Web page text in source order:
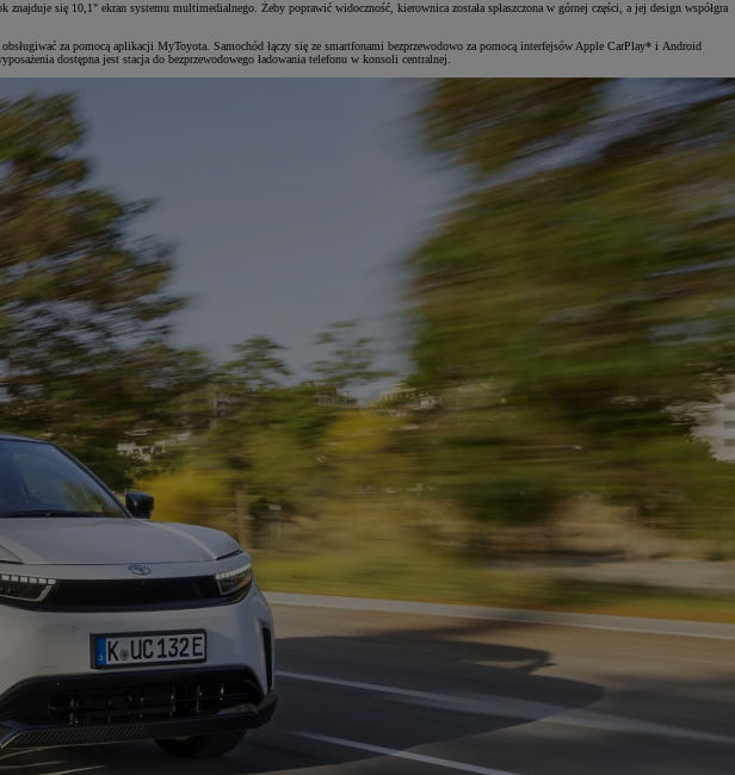
się 10,1" ekran systemu multimedialnego. Żeby poprawić widoczność, kierownica została spłaszczona w górnej części, a jej design współgra
za pomocą aplikacji MyToyota. Samochód łączy się ze smartfonami bezprzewodowo za pomocą interfejsów Apple CarPlay* i Android
dostępna jest stacja do bezprzewodowego ładowania telefonu w konsoli centralnej.